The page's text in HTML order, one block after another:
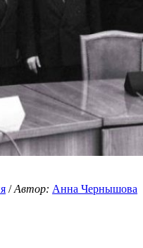
/Автор: Анна Чернышова